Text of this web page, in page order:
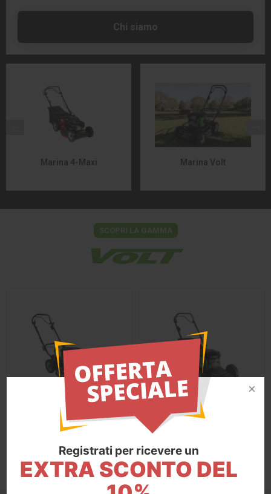
Chi siamo
Marina 4-Maxi Marina Volt
SCOPRI LA GAMMA
MARINA VOLT
Tosaerba GRINDER VOLT 52 VV -
€ 1.375,00
Rasaerba Marina 4-Maxi VOLT -
€ 1.403,00
Registrati per ricevere un
EXTRA SCONTO DEL